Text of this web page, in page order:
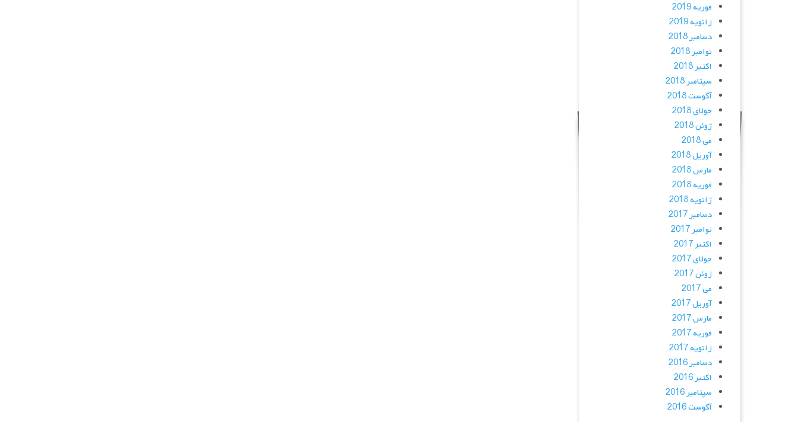
فوریه 2019
ژانویه 2019
دسامبر 2018
نوامبر 2018
اکتبر 2018
سپتامبر 2018
آگوست 2018
جولای 2018
ژوئن 2018
می 2018
آوریل 2018
مارس 2018
فوریه 2018
ژانویه 2018
دسامبر 2017
نوامبر 2017
اکتبر 2017
جولای 2017
ژوئن 2017
می 2017
آوریل 2017
مارس 2017
فوریه 2017
ژانویه 2017
دسامبر 2016
اکتبر 2016
سپتامبر 2016
آگوست 2016